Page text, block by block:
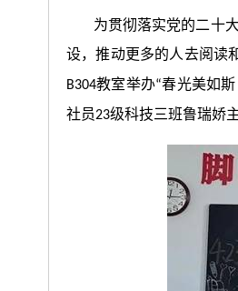
为贯彻落实党的二十
设，推动更多的人去阅读
B304教室举办“春光美如
社员23级科技三班鲁瑞娇